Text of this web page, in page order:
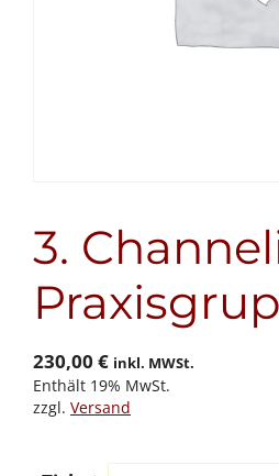
3.
230,00 € inkl. MWSt.
Enthält 19% MwSt.
zzgl. Versand